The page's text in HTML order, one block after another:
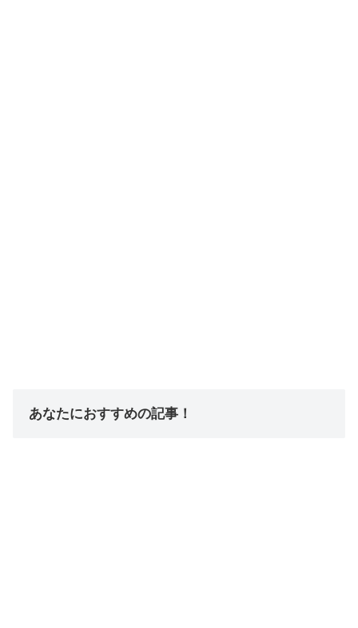
あなたにおすすめの記事！